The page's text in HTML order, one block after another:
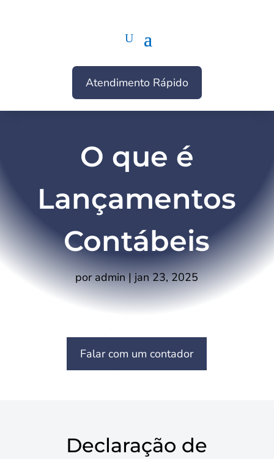
Atendimento Rápido
O que é
Lançamentos
Contábeis
poradmin|jan 23, 2025
Falar com um contador
Declaração de